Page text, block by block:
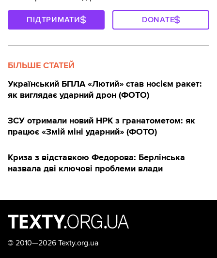
ПІДТРИМАТИ DONATE
БІЛЬШЕ СТАТЕЙ
Український БПЛА «Лютий» став носієм ракет:
як виглядає ударний дрон (ФОТО)
ЗСУ отримали новий НРК з гранатометом: як
працює «Змій міні ударний» (ФОТО)
Криза з відставкою Федорова: Берлінська
назвала дві ключові проблеми влади
© 2010—2026 Texty.org.ua